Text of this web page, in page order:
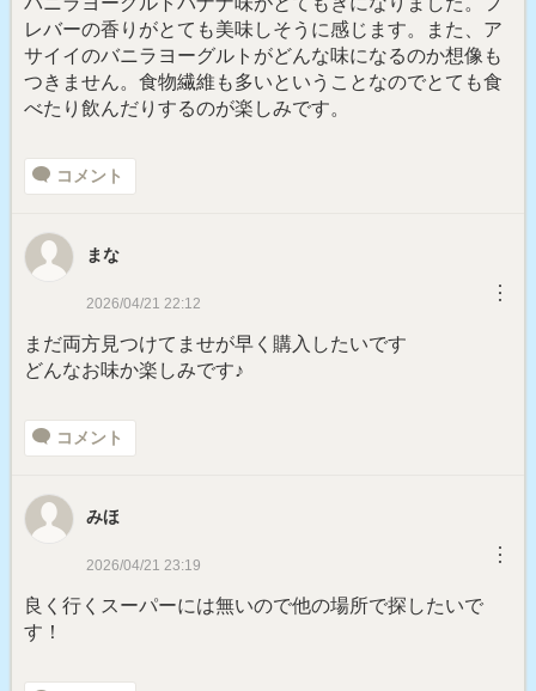
レバーの香りがとても美味しそうに感じます。また、ア
サイイのバニラヨーグルトがどんな味になるのか想像も
つきません。食物繊維も多いということなのでとても食
べたり飲んだりするのが楽しみです。
コメント
まな
2026/04/21 22:12 ︙
まだ両方見つけてませが早く購入したいです
どんなお味か楽しみです♪
コメント
みほ
2026/04/21 23:19 ︙
良く行くスーパーには無いので他の場所で探したいで
す！